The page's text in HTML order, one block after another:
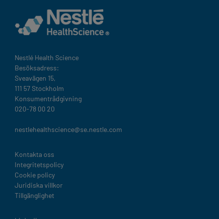
Nestlé Health Science​
Besöksadress:
Sveavägen 15,
111 57 Stockholm
Konsumentrådgivning
020-78 00 20
nestlehealthscience@se.nestle.com​
Legal
Kontakta oss
Integritetspolicy
Cookie policy
Juridiska villkor
Tillgänglighet